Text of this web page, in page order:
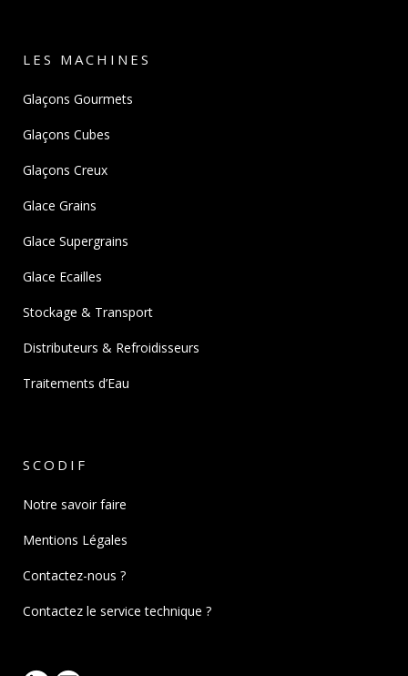
LES MACHINES
Glaçons Gourmets
Glaçons Cubes
Glaçons Creux
Glace Grains
Glace Supergrains
Glace Ecailles
Stockage & Transport
Distributeurs & Refroidisseurs
Traitements d’Eau
SCODIF
Notre savoir faire
Mentions Légales
Contactez-nous ?
Contactez le service technique ?